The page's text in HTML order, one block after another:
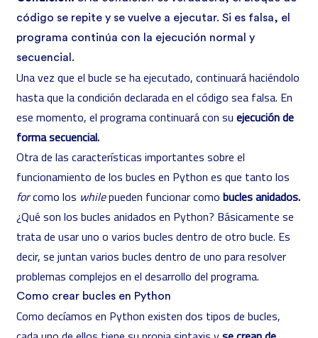
código se repite y se vuelve a ejecutar. Si es falsa, el
programa continúa con la ejecución normal y
secuencial.
Una vez que el bucle se ha ejecutado, continuará haciéndolo
hasta que la condición declarada en el código sea falsa. En
ese momento, el programa continuará con su ejecución de
forma secuencial.
Otra de las características importantes sobre el
funcionamiento de los bucles en Python es que tanto los
forcomo los whilepueden funcionar como bucles anidados.
¿Qué son los bucles anidados en Python? Básicamente se
trata de usar uno o varios bucles dentro de otro bucle. Es
decir, se juntan varios bucles dentro de uno para resolver
problemas complejos en el desarrollo del programa.
Como crear bucles en Python
Como decíamos en Python existen dos tipos de bucles,